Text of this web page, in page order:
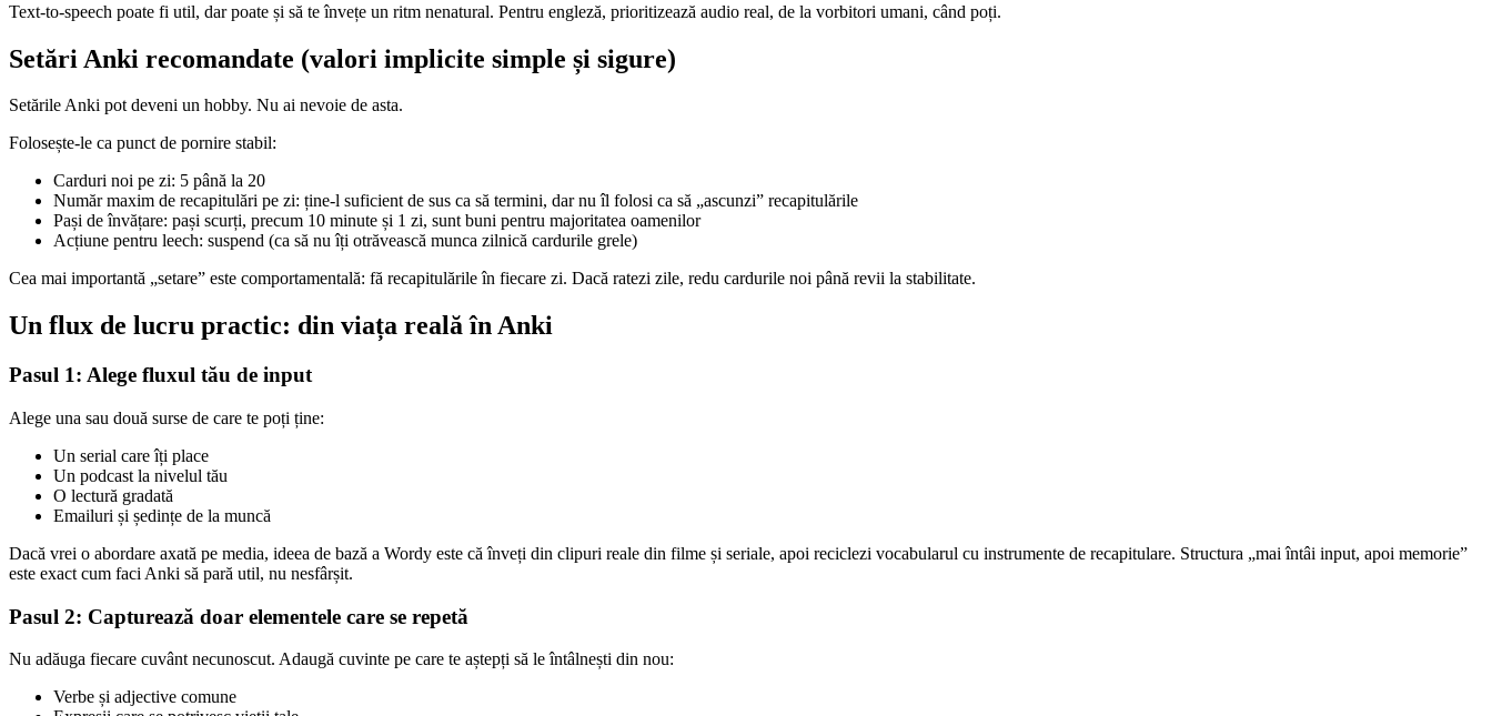
Text-to-speech poate fi util, dar poate și să te învețe un ritm nenatural. Pentru engleză, prioritizează audio real, de la vorbitori umani, când poți.
Setări Anki recomandate (valori implicite simple și sigure)
Setările Anki pot deveni un hobby. Nu ai nevoie de asta.
Folosește-le ca punct de pornire stabil:
Carduri noi pe zi: 5 până la 20
Număr maxim de recapitulări pe zi: ține-l suficient de sus ca să termini, dar nu îl folosi ca să „ascunzi” recapitulările
Pași de învățare: pași scurți, precum 10 minute și 1 zi, sunt buni pentru majoritatea oamenilor
Acțiune pentru leech: suspend (ca să nu îți otrăvească munca zilnică cardurile grele)
Cea mai importantă „setare” este comportamentală: fă recapitulările în fiecare zi. Dacă ratezi zile, redu cardurile noi până revii la stabilitate.
Un flux de lucru practic: din viața reală în Anki
Pasul 1: Alege fluxul tău de input
Alege una sau două surse de care te poți ține:
Un serial care îți place
Un podcast la nivelul tău
O lectură gradată
Emailuri și ședințe de la muncă
Dacă vrei o abordare axată pe media, ideea de bază a Wordy este că înveți din clipuri reale din filme și seriale, apoi reciclezi vocabularul cu instrumente de recapitulare. Structura „mai întâi input, apoi memorie”
este exact cum faci Anki să pară util, nu nesfârșit.
Pasul 2: Capturează doar elementele care se repetă
Nu adăuga fiecare cuvânt necunoscut. Adaugă cuvinte pe care te aștepți să le întâlnești din nou:
Verbe și adjective comune